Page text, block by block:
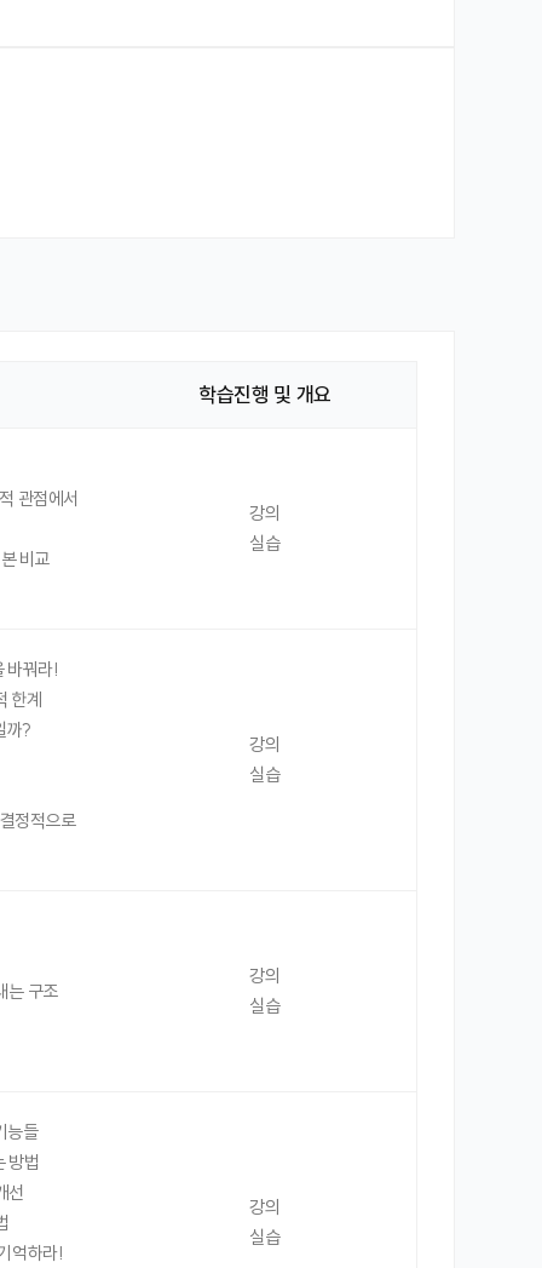
학습진행 및 개요
관점에서
비교
강의
실습
바꿔라!
한계
까?
정적으로
강의
실습
는 구조
강의
실습
능들
방법
선
억하라!
강의
실습